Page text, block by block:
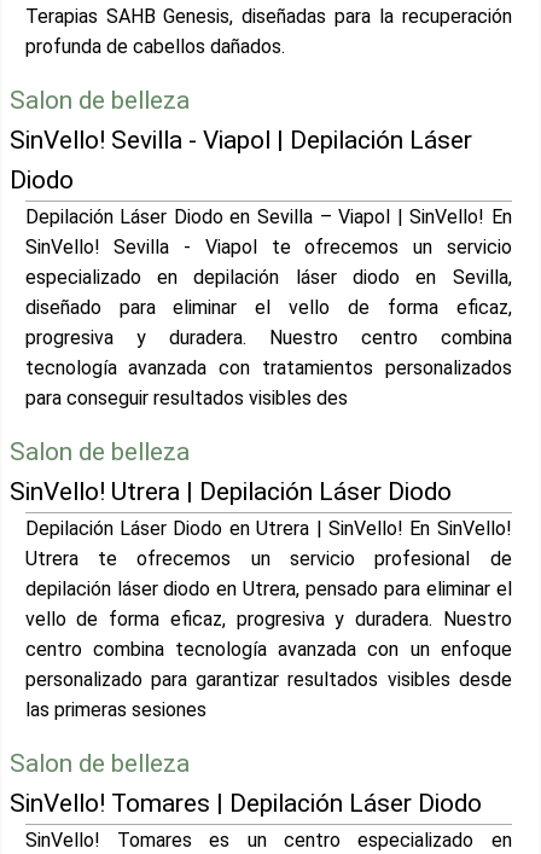
Terapias SAHB Genesis, diseñadas para la recuperación
profunda de cabellos dañados.
Salon de belleza
SinVello! Sevilla - Viapol | Depilación Láser
Diodo
Depilación Láser Diodo en Sevilla – Viapol | SinVello! En
SinVello! Sevilla - Viapol te ofrecemos un servicio
especializado en depilación láser diodo en Sevilla,
diseñado para eliminar el vello de forma eficaz,
progresiva y duradera. Nuestro centro combina
tecnología avanzada con tratamientos personalizados
para conseguir resultados visibles des
Salon de belleza
SinVello! Utrera | Depilación Láser Diodo
Depilación Láser Diodo en Utrera | SinVello! En SinVello!
Utrera te ofrecemos un servicio profesional de
depilación láser diodo en Utrera, pensado para eliminar el
vello de forma eficaz, progresiva y duradera. Nuestro
centro combina tecnología avanzada con un enfoque
personalizado para garantizar resultados visibles desde
las primeras sesiones
Salon de belleza
SinVello! Tomares | Depilación Láser Diodo
SinVello! Tomares es un centro especializado en